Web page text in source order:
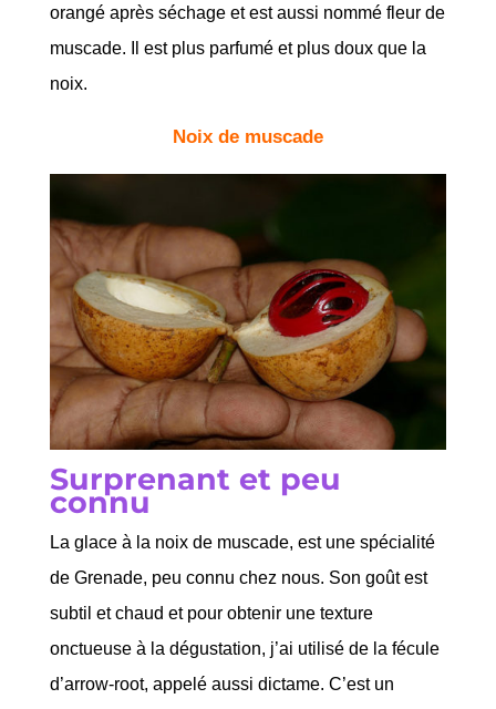
orangé après séchage et est aussi nommé fleur de
muscade. Il est plus parfumé et plus doux que la
noix.
Noix de muscade
Surprenant et peu
connu
La glace à la noix de muscade, est une spécialité
de Grenade, peu connu chez nous. Son goût est
subtil et chaud et pour obtenir une texture
onctueuse à la dégustation, j’ai utilisé de la fécule
d’arrow-root, appelé aussi dictame. C’est un